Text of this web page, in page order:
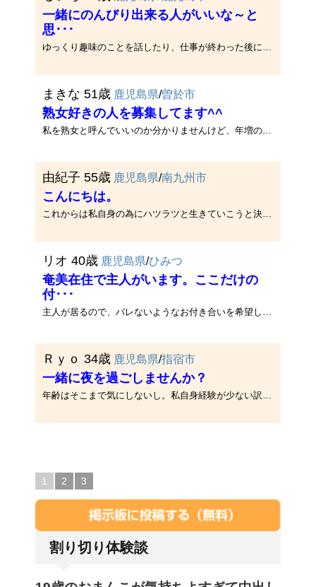
一緒にのんびり出来る人がいいな～と
思･･･
ゆっくり趣味のことを話したり、仕事が終わった後に一杯お付き合いしてくれる人を探しています。 人生の半分を生きてきて、いろ･･･
まきな 51歳 鹿児島県/曽於市
熟女好きの人を募集してます^^
私を熟女と呼んでいいのか分かりませんけど、年増の女が好きな方がいましたらご一報下さい^^
由紀子 55歳 鹿児島県/南九州市
こんにちは。
これからは私自身の為にハツラツと生きていこうと決心いたしました。くよくよしていてもしょうがありませんし！子供にパソコン･･･
リオ 40歳 鹿児島県/ひみつ
奄美在住で主人がいます。ここだけの
付･･･
主人が居るので、バレないようなお付き合いを希望しています。
Ｒｙｏ 34歳 鹿児島県/指宿市
一緒に夜を過ごしませんか？
年齢はそこまで気にしないし。私自身経験が少ない訳ではないのできっと素敵な夜になると思うよ。あくまで関係は発展させない体･･･
1 2 3
割り切り体験談